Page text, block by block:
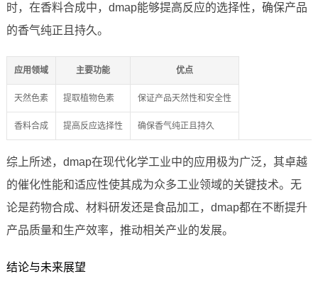
时，在香料合成中，dmap能够提高反应的选择性，确保产品
的香气纯正且持久。
应用领域 主要功能 优点
天然色素 提取植物色素 保证产品天然性和安全性
香料合成 提高反应选择性 确保香气纯正且持久
综上所述，dmap在现代化学工业中的应用极为广泛，其卓越
的催化性能和适应性使其成为众多工业领域的关键技术。无
论是药物合成、材料研发还是食品加工，dmap都在不断提升
产品质量和生产效率，推动相关产业的发展。
结论与未来展望